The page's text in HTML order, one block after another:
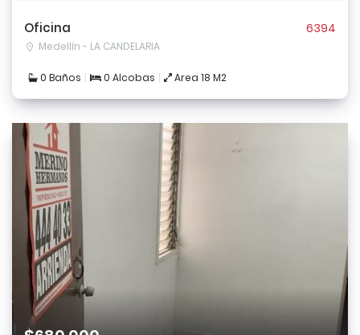
Oficina 6394
Medellín - LA CANDELARIA
0 Baños 0 Alcobas Area 18 M2